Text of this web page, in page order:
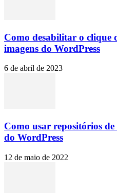
Como desabilitar o clique
imagens do WordPress
6 de abril de 2023
Como usar repositórios
do WordPress
12 de maio de 2022